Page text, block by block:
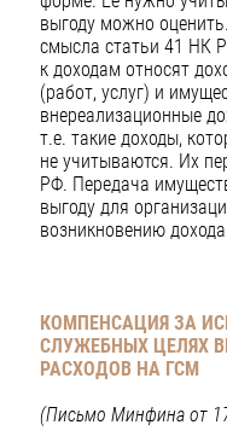
выгоду можно
смысла статьи 41 НК
к доходам относят
(работ, услуг) и
внереализационные
т.е. такие доходы,
не учитываются. Их
РФ. Передача
выгоду для
возникновению
КОМПЕНСАЦИЯ ЗА
СЛУЖЕБНЫХ ЦЕЛЯХ
РАСХОДОВ НА ГСМ
(Письмо Минфина от